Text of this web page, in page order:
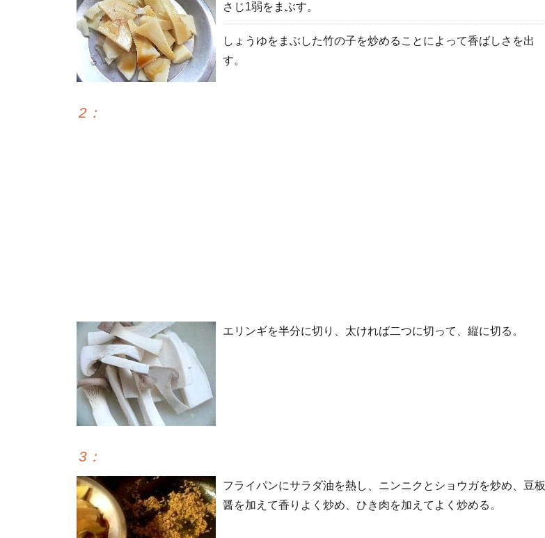
さじ1弱をまぶす。
しょうゆをまぶした竹の子を炒めることによって香ばしさを出
す。
2 ：
エリンギを半分に切り、太ければ二つに切って、縦に切る。
3 ：
フライパンにサラダ油を熱し、ニンニクとショウガを炒め、豆板
醤を加えて香りよく炒め、ひき肉を加えてよく炒める。